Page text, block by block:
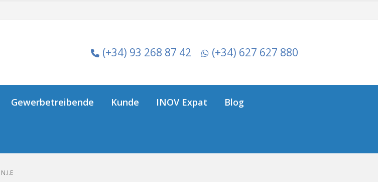
(+34) 93 268 87 42 (+34) 627 627 880
Gewerbetreibende Kunde INOV Expat Blog
N.I.E